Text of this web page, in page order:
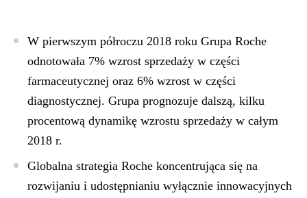
W pierwszym półroczu 2018 roku Grupa Roche
odnotowała 7% wzrost sprzedaży w części
farmaceutycznej oraz 6% wzrost w części
diagnostycznej. Grupa prognozuje dalszą, kilku
procentową dynamikę wzrostu sprzedaży w całym
2018 r.
Globalna strategia Roche koncentrująca się na
rozwijaniu i udostępnianiu wyłącznie innowacyjnych